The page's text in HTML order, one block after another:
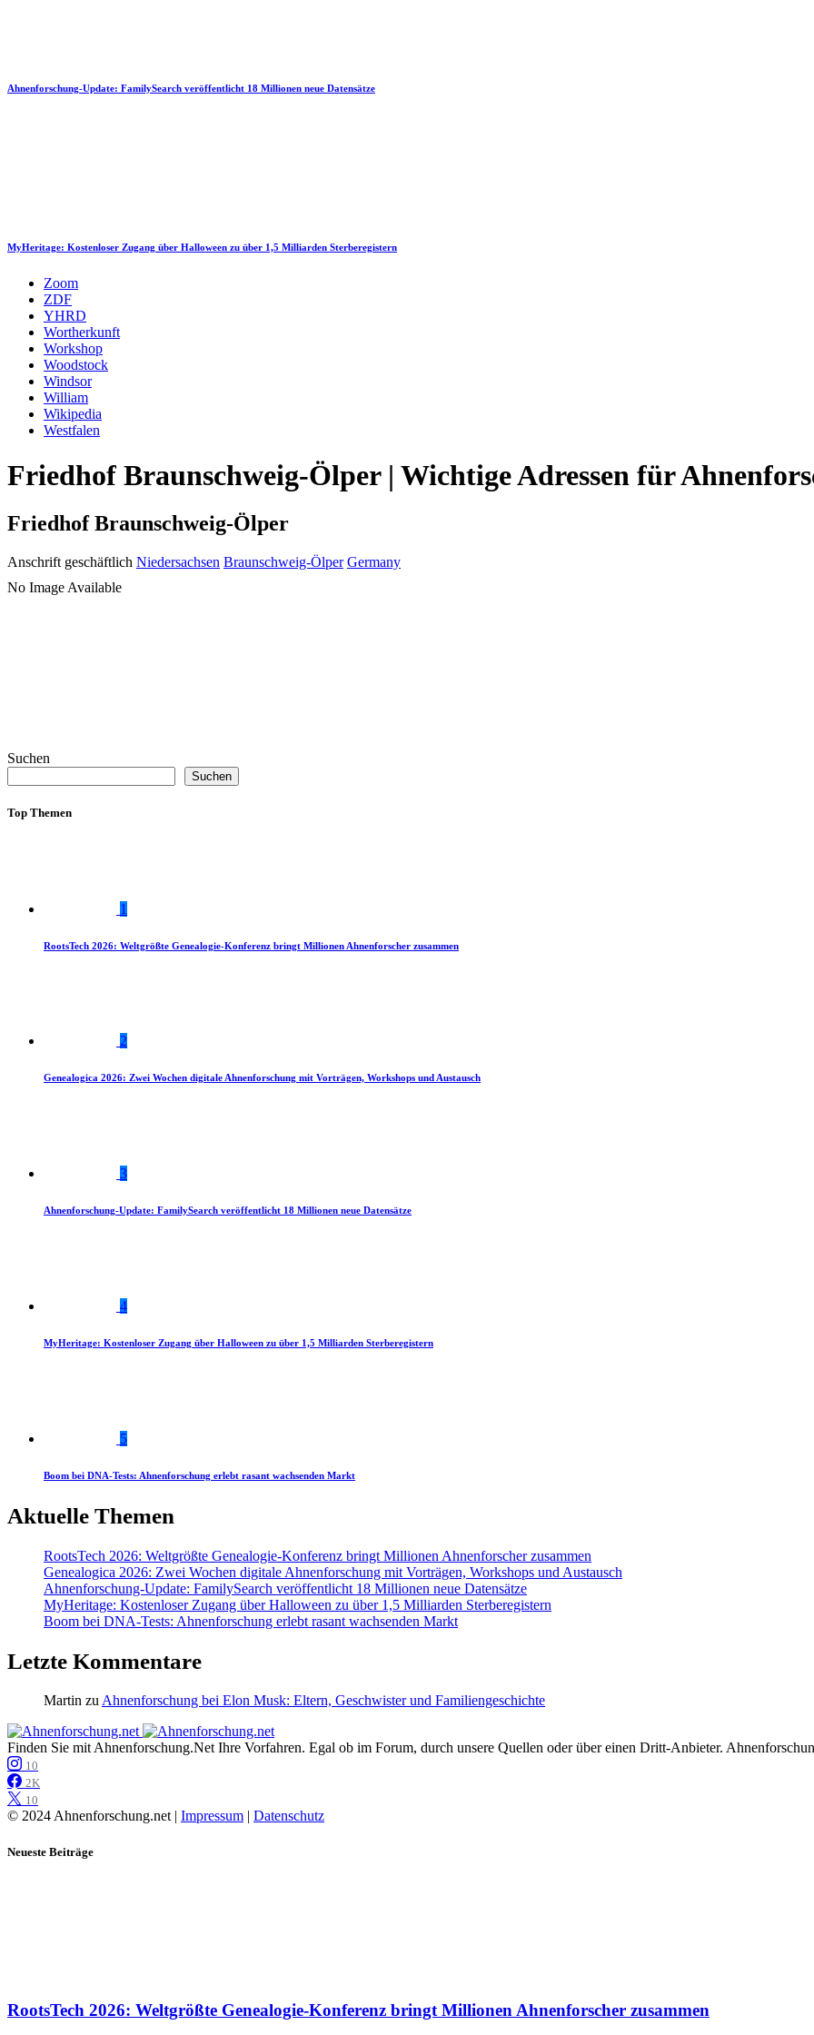
Ahnenforschung-Update: FamilySearch veröffentlicht 18 Millionen neue Datensätze
MyHeritage: Kostenloser Zugang über Halloween zu über 1,5 Milliarden Sterberegistern
Zoom
ZDF
YHRD
Wortherkunft
Workshop
Woodstock
Windsor
William
Wikipedia
Westfalen
Friedhof Braunschweig-Ölper | Wichtige Adressen für
Friedhof Braunschweig-Ölper
Anschrift geschäftlich Niedersachsen Braunschweig-Ölper Germany
No Image Available
Suchen
Suchen
Top Themen
1
RootsTech 2026: Weltgrößte Genealogie-Konferenz bringt Millionen Ahnenforscher zusammen
2
Genealogica 2026: Zwei Wochen digitale Ahnenforschung mit Vorträgen, Workshops und Austausch
3
Ahnenforschung-Update: FamilySearch veröffentlicht 18 Millionen neue Datensätze
4
MyHeritage: Kostenloser Zugang über Halloween zu über 1,5 Milliarden Sterberegistern
5
Boom bei DNA-Tests: Ahnenforschung erlebt rasant wachsenden Markt
Aktuelle Themen
RootsTech 2026: Weltgrößte Genealogie-Konferenz bringt Millionen Ahnenforscher zusammen
Genealogica 2026: Zwei Wochen digitale Ahnenforschung mit Vorträgen, Workshops und Austausch
Ahnenforschung-Update: FamilySearch veröffentlicht 18 Millionen neue Datensätze
MyHeritage: Kostenloser Zugang über Halloween zu über 1,5 Milliarden Sterberegistern
Boom bei DNA-Tests: Ahnenforschung erlebt rasant wachsenden Markt
Letzte Kommentare
Martin zuAhnenforschung bei Elon Musk: Eltern, Geschwister und Familiengeschichte
Finden Sie mit Ahnenforschung.Net Ihre Vorfahren. Egal ob im Forum, durch unsere Quellen oder über einen Dritt-Anbieter.
10
2K
10
© 2024 Ahnenforschung.net | Impressum Datenschutz
Neueste Beiträge
RootsTech 2026: Weltgrößte Genealogie-Konferenz bringt Millionen Ahnenforscher zusammen